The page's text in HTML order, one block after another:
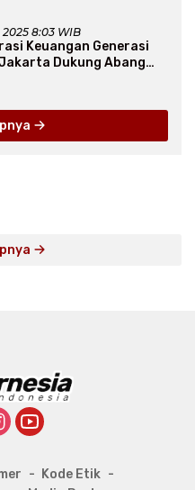
8:03 WIB
Keuangan Generasi
Dukung Abang
Kode Etik